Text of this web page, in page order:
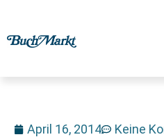
April 16, 2014 Keine